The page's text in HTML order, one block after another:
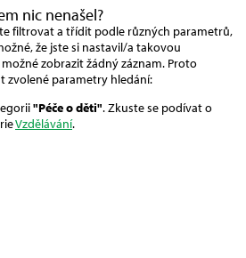
nic nenašel?
filtrovat a třídit podle různých parametrů,
že jste si nastavil/a takovou
zobrazit žádný záznam. Proto
parametry hledání:
"Péče o děti". Zkuste se podívat o
Vzdělávání.